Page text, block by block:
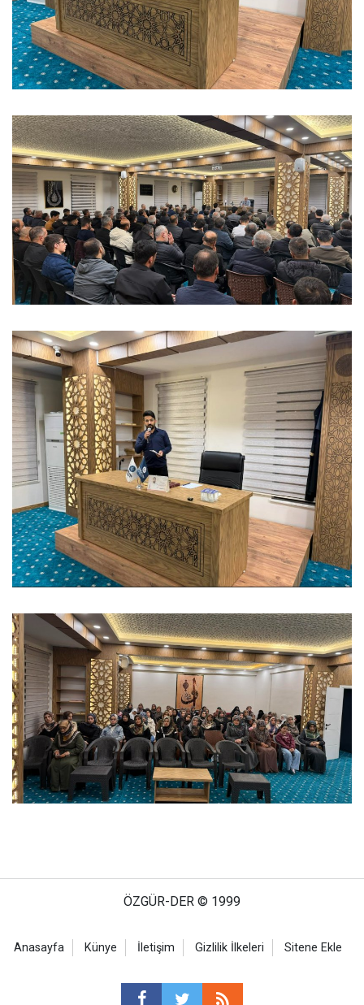
ÖZGÜR-DER © 1999
Anasayfa Künye İletişim Gizlilik İlkeleri Sitene Ekle